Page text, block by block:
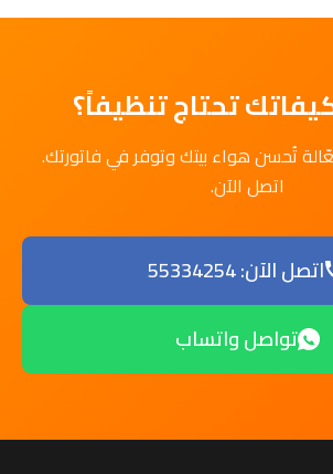
تحتاج تنظيفاً؟
تُحسن هواء بيتك وتوفر في فاتورتك.
اتصل الآن.
اتصل الآن: 55334254
تواصل واتساب